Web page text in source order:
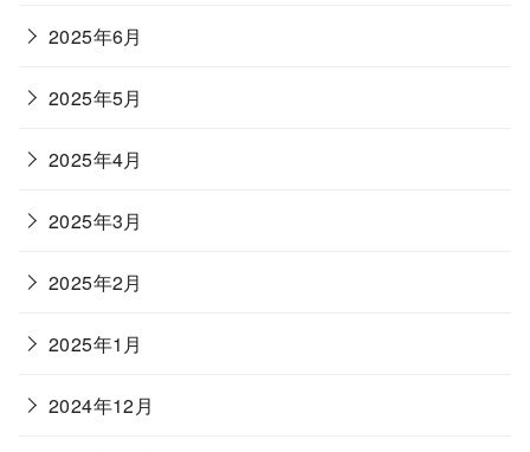
2025年6月
2025年5月
2025年4月
2025年3月
2025年2月
2025年1月
2024年12月